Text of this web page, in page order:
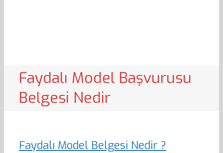
Faydalı Model Başvurusu
Belgesi Nedir
Faydalı Model Belgesi Nedir ?